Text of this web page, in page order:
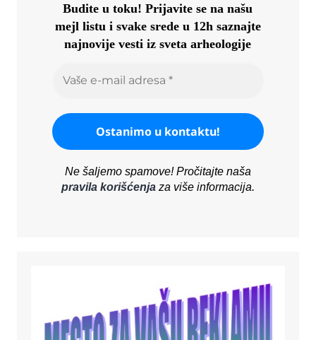
Budite u toku!Prijavite se na našu
mejl listu i svake srede u 12h saznajte
najnovije vesti iz sveta arheologije
Ne šaljemo spamove! Pročitajte naša
pravila korišćenjaza više informacija.